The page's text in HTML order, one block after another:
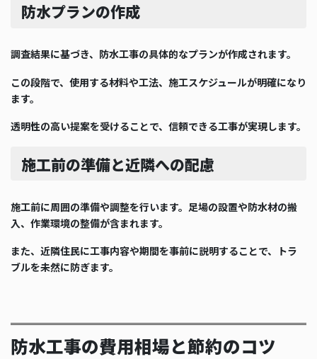
防水プランの作成
調査結果に基づき、防水工事の具体的なプランが作成されます。
この段階で、使用する材料や工法、施工スケジュールが明確になり
ます。
透明性の高い提案を受けることで、信頼できる工事が実現します。
施工前の準備と近隣への配慮
施工前に周囲の準備や調整を行います。足場の設置や防水材の搬
入、作業環境の整備が含まれます。
また、近隣住民に工事内容や期間を事前に説明することで、トラ
ブルを未然に防ぎます。
防水工事の費用相場と節約のコツ